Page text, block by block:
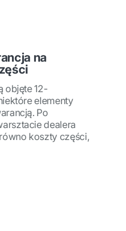
na
objęte 12-
elementy
Po
dealera
koszty części,